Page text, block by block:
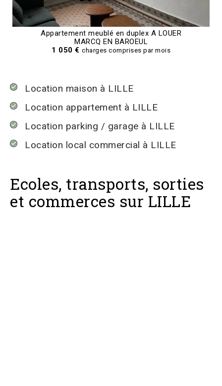
Appartement meublé en duplex A LOUER
MARCQ EN BAROEUL
1 050 € charges comprises par mois
Location maison à LILLE
Location appartement à LILLE
Location parking / garage à LILLE
Location local commercial à LILLE
Ecoles, transports, sorties
et commerces sur LILLE